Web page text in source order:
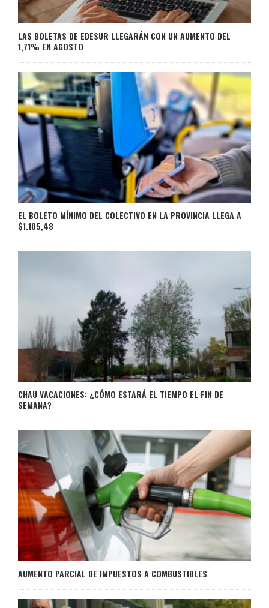
LAS BOLETAS DE EDESUR LLEGARÁN CON UN AUMENTO DEL
1,71% EN AGOSTO
EL BOLETO MÍNIMO DEL COLECTIVO EN LA PROVINCIA LLEGA A
$1.105,48
CHAU VACACIONES: ¿CÓMO ESTARÁ EL TIEMPO EL FIN DE
SEMANA?
AUMENTO PARCIAL DE IMPUESTOS A COMBUSTIBLES